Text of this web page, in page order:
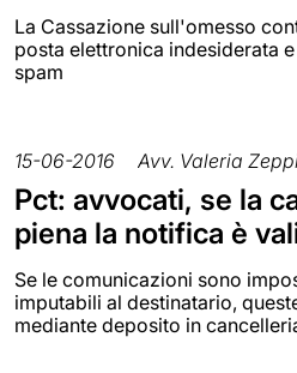
La Cassazione sull'omesso
posta elettronica indesiderata
spam
15-06-2016 Avv. Valeria
Pct: avvocati, se la
piena la notifica è
Se le comunicazioni sono
imputabili al destinatario,
mediante deposito in